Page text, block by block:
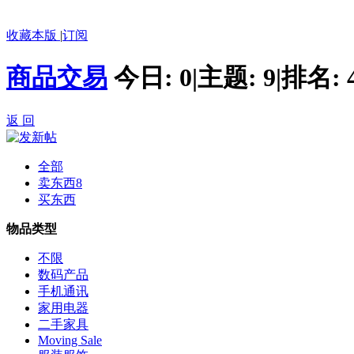
收藏本版 |订阅
商品交易 今日: 0|主题: 9|排名:
返 回
全部
卖东西8
买东西
物品类型
不限
数码产品
手机通讯
家用电器
二手家具
Moving Sale